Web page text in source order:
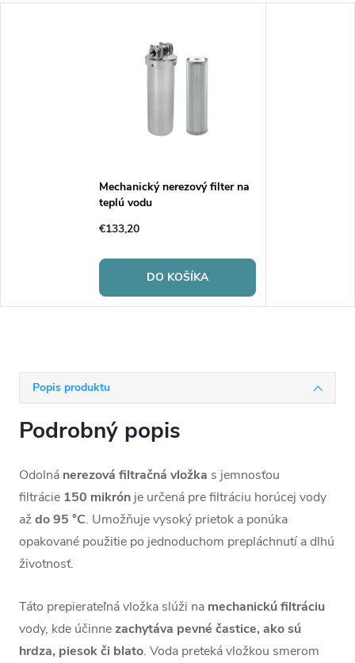
Popis produktu
Podrobný popis
Odolná nerezová filtračná vložka s jemnosťou
filtrácie 150 mikrón je určená pre filtráciu horúcej vody
aždo 95 °C. Umožňuje vysoký prietok a ponúka
opakované použitie po jednoduchom prepláchnutí a dlhú
životnosť.
Táto prepierateľná vložka slúži na mechanickú filtráciu
vody, kde účinnezachytáva pevné častice, ako sú
hrdza, piesok či blato. Voda preteká vložkou smerom
Mechanický nerezový filter na
teplú vodu
€133,20
DO KOŠÍKA